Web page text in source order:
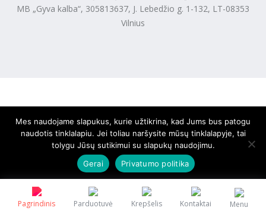
Pagrindinis Parduotuvė Krepšelis Kontaktai Menu
MB „Gyva kalba“, 305813637, J. Lebedžio g. 1-132, LT-08353
Vilnius
Mes naudojame slapukus, kurie užtikrina, kad Jums bus patogu
naudotis tinklalapiu. Jei toliau naršysite mūsų tinklalapyje, tai
tolygu Jūsų sutikimui su slapukų naudojimu.
Gerai
Privatumo politika